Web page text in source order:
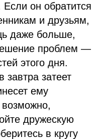
Если он обратится
и друзьям,
даже больше,
проблем —
этого дня.
затеет
ему
возможно,
дружескую
в кругу